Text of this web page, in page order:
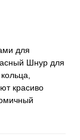
для
Шнур для
красиво